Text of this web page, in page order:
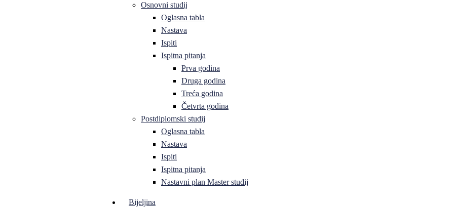
Osnovni studij
Oglasna tabla
Nastava
Ispiti
Ispitna pitanja
Prva godina
Druga godina
Treća godina
Četvrta godina
Postdiplomski studij
Oglasna tabla
Nastava
Ispiti
Ispitna pitanja
Nastavni plan Master studij
Bijeljina